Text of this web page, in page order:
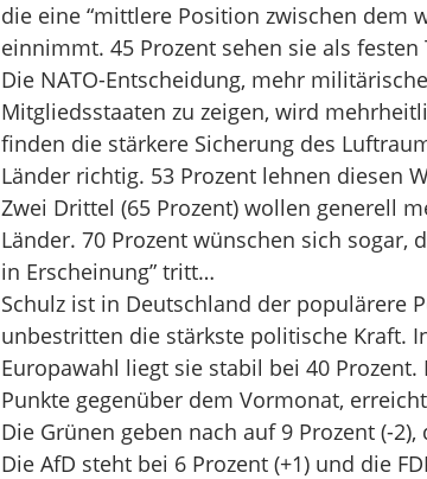
die eine “mittlere Position zwischen dem
einnimmt. 45 Prozent sehen sie als
Die NATO-Entscheidung, mehr
Mitgliedsstaaten zu zeigen, wird
finden die stärkere Sicherung des
Länder richtig. 53 Prozent lehnen diesen
Zwei Drittel (65 Prozent) wollen generell
Länder. 70 Prozent wünschen sich sogar,
in Erscheinung” tritt…
Schulz ist in Deutschland der populärere
unbestritten die stärkste politische Kraft.
Europawahl liegt sie stabil bei 40 Prozent.
Punkte gegenüber dem Vormonat,
Die Grünen geben nach auf 9 Prozent (-
Die AfD steht bei 6 Prozent (+1) und die